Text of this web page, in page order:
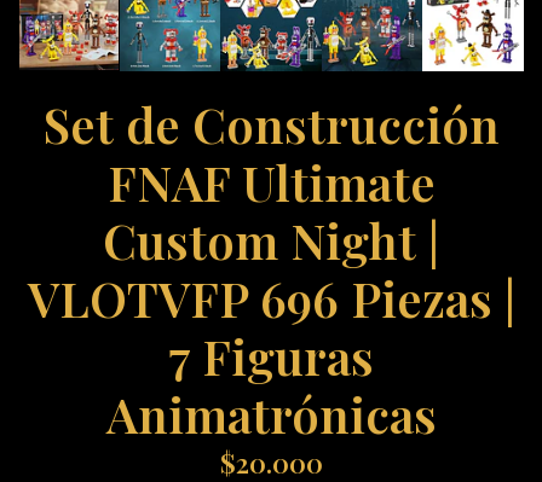
Set de Construcción
FNAF Ultimate
Custom Night |
VLOTVFP 696 Piezas |
7 Figuras
Animatrónicas
$20.000